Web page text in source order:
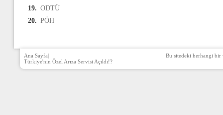
19. ODTÜ
20. PÖH
Ana Sayfa|
Türkiye'nin Özel Arıza Servisi Açıldı!?
Bu sitedeki herhangi bir